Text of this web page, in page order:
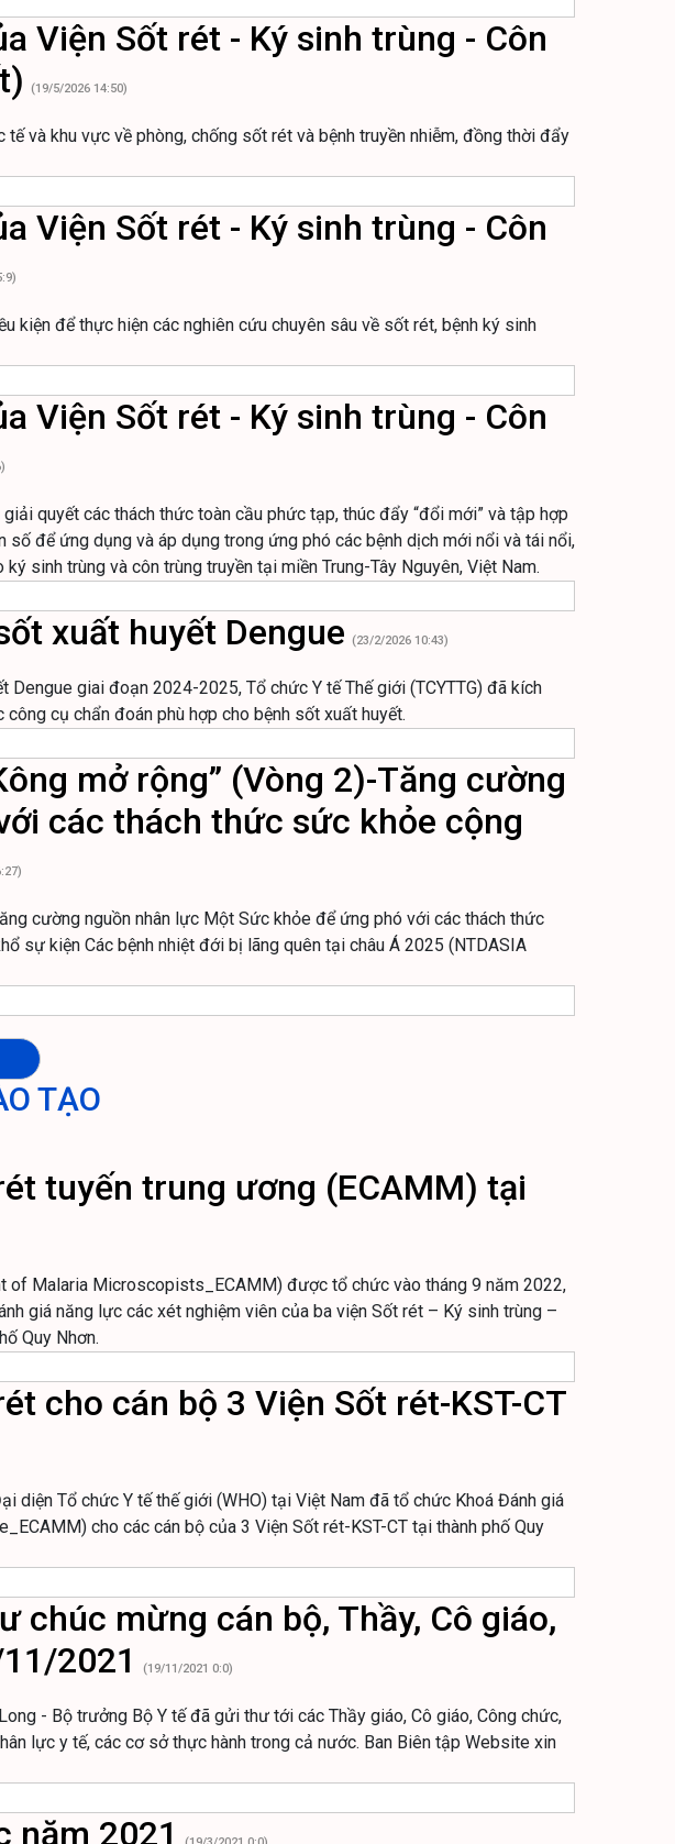
Viện Sốt rét - Ký sinh trùng - Côn
(19/5/2026 14:50)
và khu vực về phòng, chống sốt rét và bệnh truyền nhiễm, đồng thời đẩy
Viện Sốt rét - Ký sinh trùng - Côn
kiện để thực hiện các nghiên cứu chuyên sâu về sốt rét, bệnh ký sinh
Viện Sốt rét - Ký sinh trùng - Côn
quyết các thách thức toàn cầu phức tạp, thúc đẩy “đổi mới” và tập hợp
để ứng dụng và áp dụng trong ứng phó các bệnh dịch mới nổi và tái nổi,
sinh trùng và côn trùng truyền tại miền Trung-Tây Nguyên, Việt Nam.
xuất huyết Dengue (23/2/2026 10:43)
giai đoạn 2024-2025, Tổ chức Y tế Thế giới (TCYTTG) đã kích
cụ chẩn đoán phù hợp cho bệnh sốt xuất huyết.
mở rộng” (Vòng 2)-Tăng cường
các thách thức sức khỏe cộng
cường nguồn nhân lực Một Sức khỏe để ứng phó với các thách thức
sự kiện Các bệnh nhiệt đới bị lãng quên tại châu Á 2025 (NTDASIA
TẠO
tuyến trung ương (ECAMM) tại
Malaria Microscopists_ECAMM) được tổ chức vào tháng 9 năm 2022,
giá năng lực các xét nghiệm viên của ba viện Sốt rét – Ký sinh trùng –
Quy Nhơn.
cho cán bộ 3 Viện Sốt rét-KST-CT
diện Tổ chức Y tế thế giới (WHO) tại Việt Nam đã tổ chức Khoá Đánh giá
cho các cán bộ của 3 Viện Sốt rét-KST-CT tại thành phố Quy
chúc mừng cán bộ, Thầy, Cô giáo,
2021
(19/11/2021 0:0)
- Bộ trưởng Bộ Y tế đã gửi thư tới các Thầy giáo, Cô giáo, Công chức,
lực y tế, các cơ sở thực hành trong cả nước. Ban Biên tập Website xin
năm 2021